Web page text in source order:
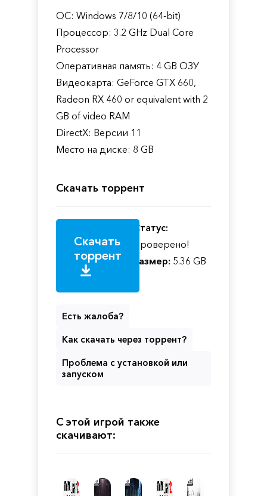
ОС: Windows 7/8/10 (64-bit)
Процессор: 3.2 GHz Dual Core
Processor
Оперативная память: 4 GB ОЗУ
Видеокарта: GeForce GTX 660,
Radeon RX 460 or equivalent with 2
GB of video RAM
DirectX: Версии 11
Место на диске: 8 GB
Скачать торрент
Скачать
торрент
Статус:
Проверено!
Размер: 5.36 GB
Есть жалоба?
Как скачать через торрент?
Проблема с установкой или
запуском
С этой игрой также
скачивают: